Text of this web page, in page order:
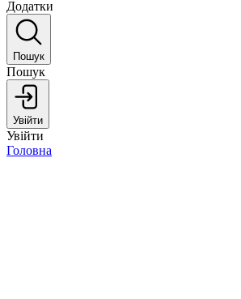
Додатки
Пошук
Пошук
Увійти
Увійти
Головна